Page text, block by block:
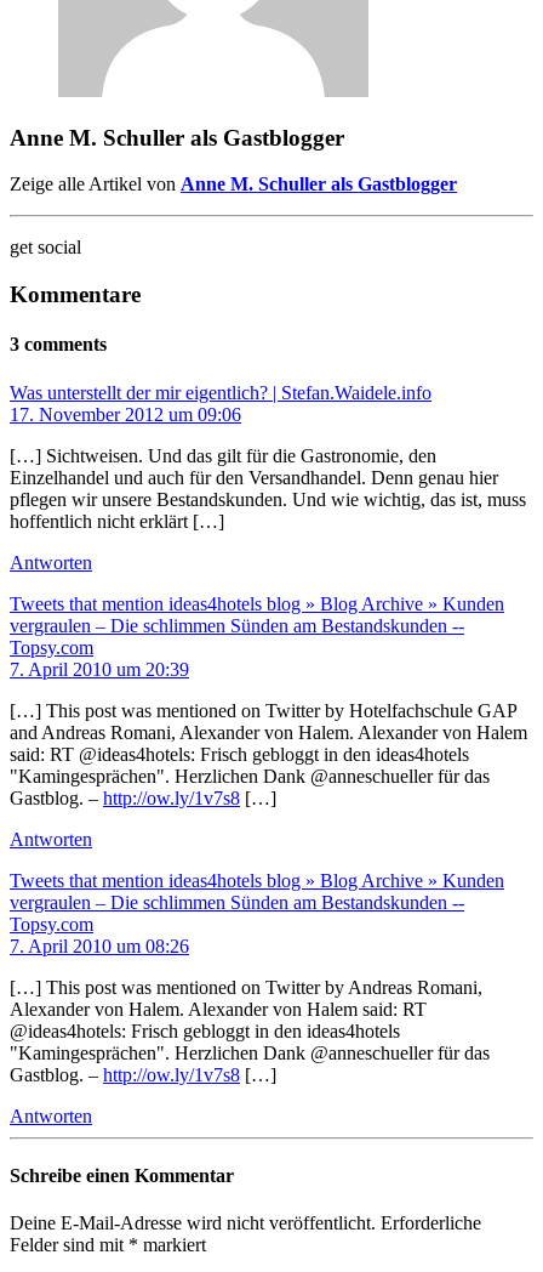
Anne M. Schuller als Gastblogger
Zeige alle Artikel von Anne M. Schuller als Gastblogger
get social
Kommentare
3 comments
Was unterstellt der mir eigentlich? | Stefan.Waidele.info
17. November 2012 um 09:06
[…] Sichtweisen. Und das gilt für die Gastronomie, den
Einzelhandel und auch für den Versandhandel. Denn genau hier
pflegen wir unsere Bestandskunden. Und wie wichtig, das ist, muss
hoffentlich nicht erklärt […]
Antworten
Tweets that mention ideas4hotels blog » Blog Archive » Kunden
vergraulen – Die schlimmen Sünden am Bestandskunden --
Topsy.com
7. April 2010 um 20:39
[…] This post was mentioned on Twitter by Hotelfachschule GAP
and Andreas Romani, Alexander von Halem. Alexander von Halem
said: RT @ideas4hotels: Frisch gebloggt in den ideas4hotels
"Kamingesprächen". Herzlichen Dank @anneschueller für das
Gastblog. – http://ow.ly/1v7s8 […]
Antworten
Tweets that mention ideas4hotels blog » Blog Archive » Kunden
vergraulen – Die schlimmen Sünden am Bestandskunden --
Topsy.com
7. April 2010 um 08:26
[…] This post was mentioned on Twitter by Andreas Romani,
Alexander von Halem. Alexander von Halem said: RT
@ideas4hotels: Frisch gebloggt in den ideas4hotels
"Kamingesprächen". Herzlichen Dank @anneschueller für das
Gastblog. – http://ow.ly/1v7s8 […]
Antworten
Schreibe einen Kommentar
Deine E-Mail-Adresse wird nicht veröffentlicht. Erforderliche
Felder sind mit * markiert